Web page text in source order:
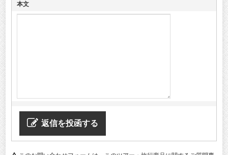
本文
返信を投函する